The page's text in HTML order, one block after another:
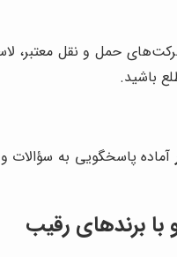
باشید.
آماده پاسخگویی به سؤالات
برندهای رقیب